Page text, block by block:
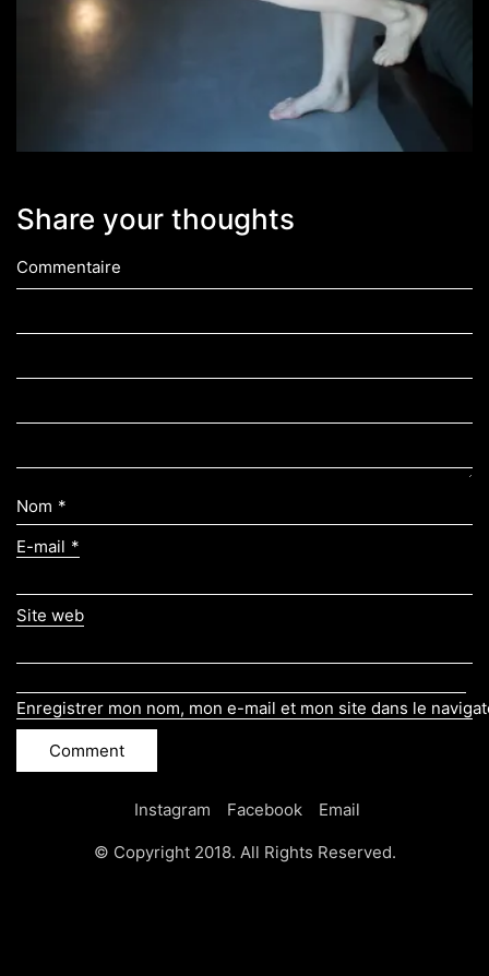
Share your thoughts
Commentaire
Nom *
E-mail *
Site web
Enregistrer mon nom, mon e-mail et mon site dans le
Instagram Facebook Email
© Copyright 2018. All Rights Reserved.